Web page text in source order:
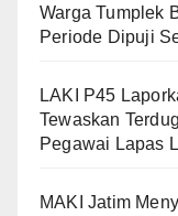
Warga Tumplek
Periode Dipuji
LAKI P45
Tewaskan
Pegawai Lapas
MAKI Jatim